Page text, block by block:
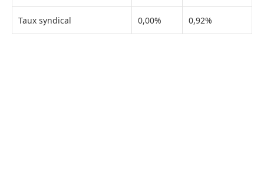
Taux syndical 0,00% 0,92%